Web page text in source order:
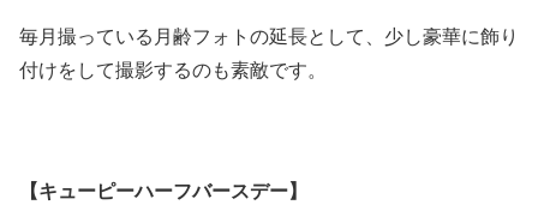
毎月撮っている月齢フォトの延長として、少し豪華に飾り
付けをして撮影するのも素敵です。
【キューピーハーフバースデー】